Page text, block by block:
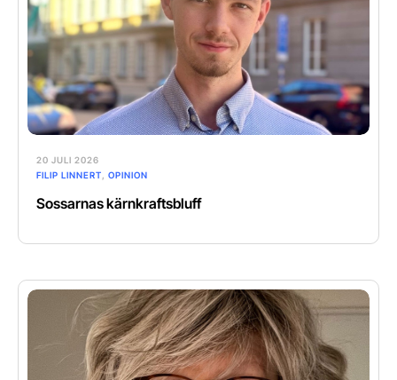
20 JULI 2026
FILIP LINNERT
OPINION
Sossarnas kärnkraftsbluff